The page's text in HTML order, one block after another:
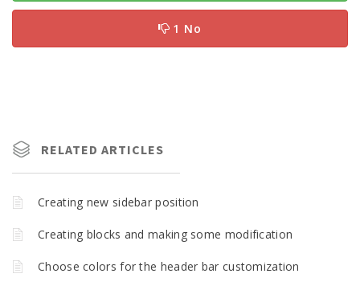
1 No
RELATED ARTICLES
Creating new sidebar position
Creating blocks and making some modification
Choose colors for the header bar customization